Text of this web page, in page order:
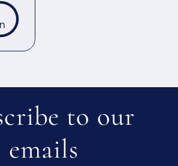
to our
emails